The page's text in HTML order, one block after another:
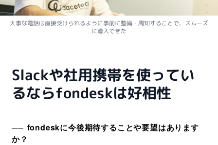
大事な電話は直接受けられるように事前に整備・周知することで、スムーズ
に導入できた
Slackや社用携帯を使ってい
るならfondeskは好相性
fondeskに今後期待することや要望はあります
か？